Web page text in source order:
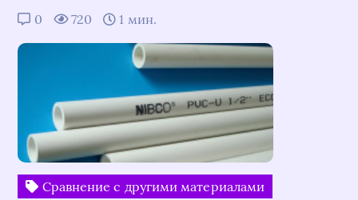
0 720 1 мин.
Сравнение с другими материалами